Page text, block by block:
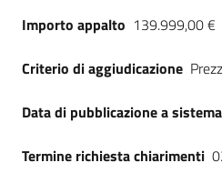
Importo appalto 139.999,00 €
Criterio di aggiudicazione
Data di pubblicazione a sistema
Termine richiesta chiarimenti